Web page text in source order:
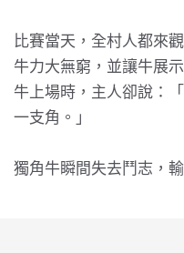
比賽當天，全村人都來
牛力大無窮，並讓牛展
牛上場時，主人卻說：
一支角。」
獨角牛瞬間失去鬥志，